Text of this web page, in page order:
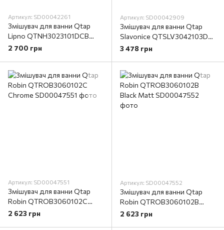
Артикул: SD00042261
Змішувач для ванни Qtap
Lipno QTNH3023101DCB
Black Matt
2 700 грн
Артикул: SD00042909
Змішувач для ванни Qtap
Slavonice QTSLV3042103DC
Chrome
3 478 грн
Артикул: SD00047551
Змішувач для ванни Qtap
Robin QTROB3060102C
Chrome
2 623 грн
Артикул: SD00047552
Змішувач для ванни Qtap
Robin QTROB3060102B
Black Matt
2 623 грн